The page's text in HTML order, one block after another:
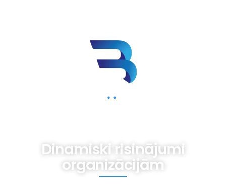
Dinamiski risinājumi
organizācijām